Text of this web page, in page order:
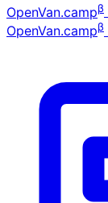
OpenVan.campβ
OpenVan.campβ